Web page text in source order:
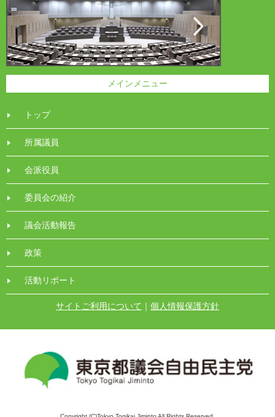
メインメニュー
トップ
所属議員
会派役員
委員会の紹介
議会活動報告
政策
活動リポート
サイトご利用について ｜ 個人情報保護方針